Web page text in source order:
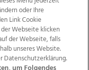
Kontakt
Jobs
Anzeigekunden
Politische Werbung
oder Ihre
Link Cookie
Webseite klicken
der Webseite, falls
unseres Website.
Datenschutzerklärung.